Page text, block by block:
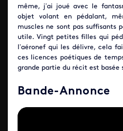
même, j’ai joué avec le
objet volant en pédalant,
muscles ne sont pas suffisants
utile. Vingt petites filles qui
l’aéronef qui les délivre, cela
ces licences poétiques de
grande partie du récit est basée
Bande-Annonce